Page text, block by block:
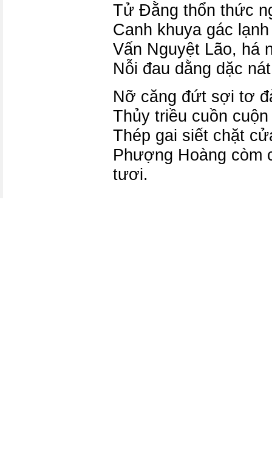
Tử Đằng thổn thức
Canh khuya gác
Vấn Nguyệt Lão, há
Nỗi đau dằng dặc
Nỡ căng đứt sợi tơ
Thủy triều cuồn
Thép gai siết chặt
Phượng Hoàng còm
tươi.